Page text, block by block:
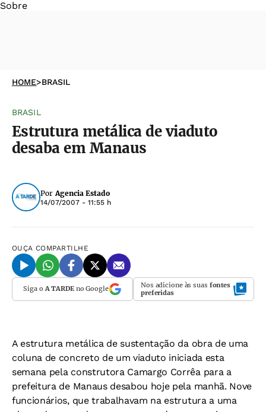
Sobre
HOME>BRASIL
BRASIL
Estrutura metálica de viaduto
desaba em Manaus
Por Agencia Estado
14/07/2007 - 11:55 h
OUÇA COMPARTILHE
Siga oA TARDEno Google Nos adicione às suas fontes
preferidas
A estrutura metálica de sustentação da obra de uma
coluna de concreto de um viaduto iniciada esta
semana pela construtora Camargo Corrêa para a
prefeitura de Manaus desabou hoje pela manhã. Nove
funcionários, que trabalhavam na estrutura a uma